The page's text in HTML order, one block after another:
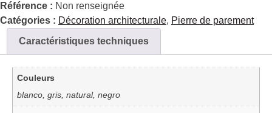
Référence : Non renseignée
Catégories : Décoration architecturale, Pierre de parement
Caractéristiques techniques
Couleurs
blanco, gris, natural, negro